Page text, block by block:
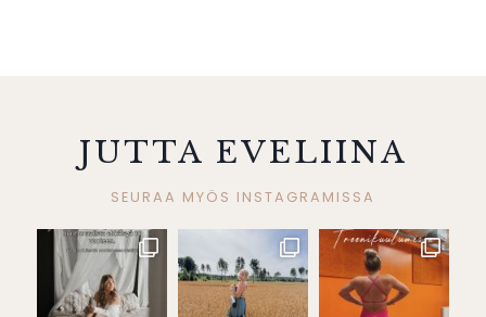
JUTTA EVELIINA
SEURAA MYÖS INSTAGRAMISSA